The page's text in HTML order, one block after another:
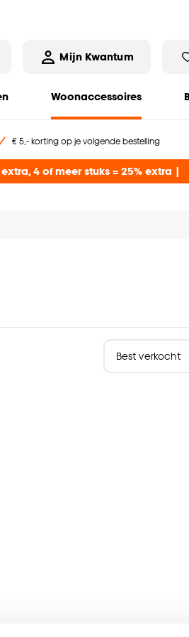
Mijn Kwantum
Woonaccessoires
€ 5,- korting op je volgende bestelling
extra, 4 of meer stuks = 25% extra |